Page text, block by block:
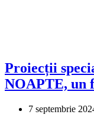
Proiecții
NOAPTE, un
7 septembrie